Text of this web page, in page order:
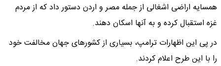
همسایه اراضی اشغالی از جمله مصر و اردن دستور داد که از مردم
غزه استقبال کرده و به آنها اسکان دهند.
در پی این اظهارات ترامپ، بسیاری از کشورهای جهان مخالفت خود
را با این طرح اعلام کردند.